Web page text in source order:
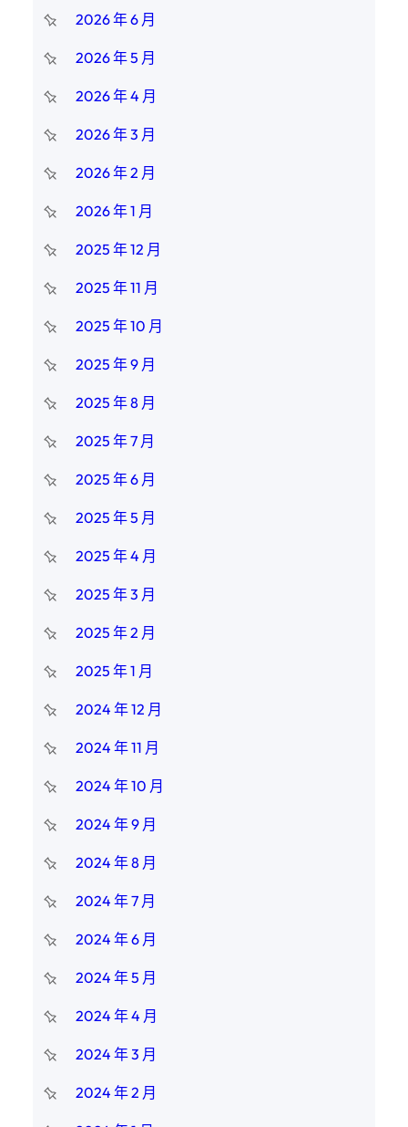
2026 年 6 月
2026 年 5 月
2026 年 4 月
2026 年 3 月
2026 年 2 月
2026 年 1 月
2025 年 12 月
2025 年 11 月
2025 年 10 月
2025 年 9 月
2025 年 8 月
2025 年 7 月
2025 年 6 月
2025 年 5 月
2025 年 4 月
2025 年 3 月
2025 年 2 月
2025 年 1 月
2024 年 12 月
2024 年 11 月
2024 年 10 月
2024 年 9 月
2024 年 8 月
2024 年 7 月
2024 年 6 月
2024 年 5 月
2024 年 4 月
2024 年 3 月
2024 年 2 月